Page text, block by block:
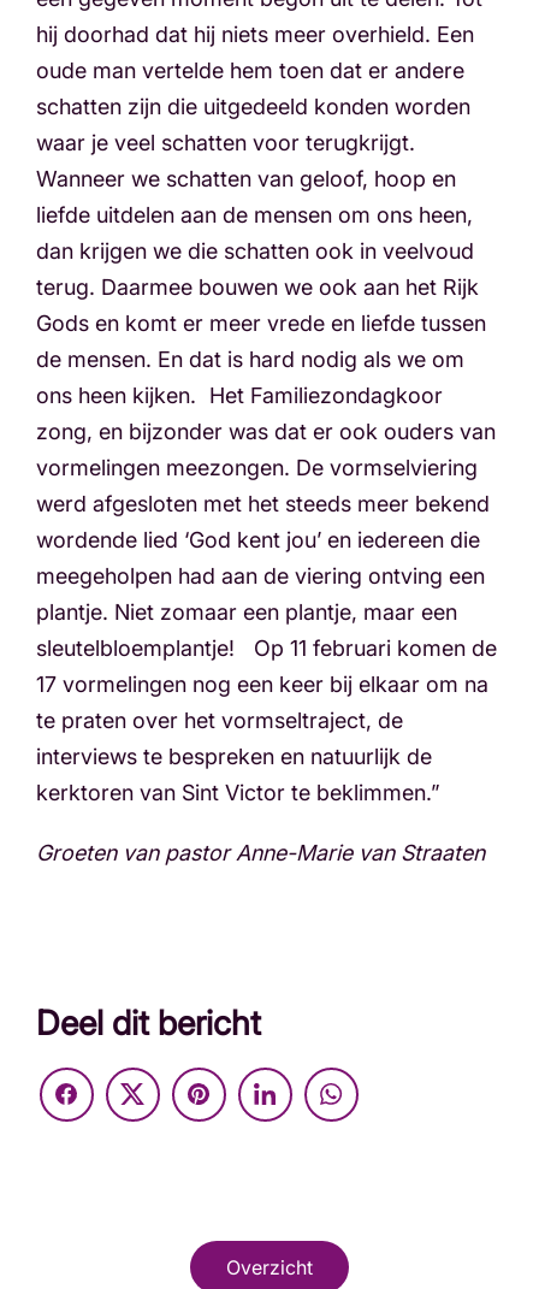
hij doorhad dat hij niets meer overhield. Een
oude man vertelde hem toen dat er andere
schatten zijn die uitgedeeld konden worden
waar je veel schatten voor terugkrijgt.
Wanneer we schatten van geloof, hoop en
liefde uitdelen aan de mensen om ons heen,
dan krijgen we die schatten ook in veelvoud
terug. Daarmee bouwen we ook aan het Rijk
Gods en komt er meer vrede en liefde tussen
de mensen. En dat is hard nodig als we om
ons heen kijken. Het Familiezondagkoor
zong, en bijzonder was dat er ook ouders van
vormelingen meezongen. De vormselviering
werd afgesloten met het steeds meer bekend
wordende lied ‘God kent jou’ en iedereen die
meegeholpen had aan de viering ontving een
plantje. Niet zomaar een plantje, maar een
sleutelbloemplantje! Op 11 februari komen de
17 vormelingen nog een keer bij elkaar om na
te praten over het vormseltraject, de
interviews te bespreken en natuurlijk de
kerktoren van Sint Victor te beklimmen.”
Groeten van pastor Anne-Marie van Straaten
Deel dit bericht
Overzicht